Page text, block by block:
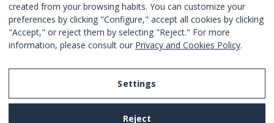
LIITY
I Agree with the terms and conditions
created from your browsing habits. You can customize your
preferences by clicking "Configure," accept all cookies by clicking
"Accept," or reject them by selecting "Reject." For more
information, please consult our Privacy and Cookies Policy.
Settings
Reject
Legal Notice
Privacy and Cookies Policy